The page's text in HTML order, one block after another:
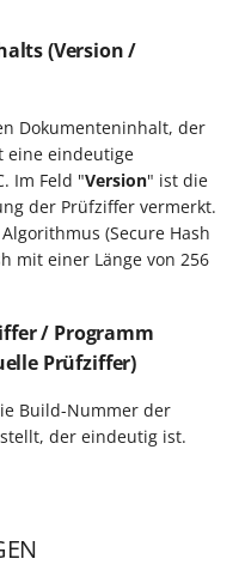
(Version /
Dokumenteninhalt, der
eine eindeutige
Im Feld "Version" ist die
der Prüfziffer vermerkt.
(Secure Hash
mit einer Länge von 256
/ Programm
Prüfziffer)
Build-Nummer der
der eindeutig ist.
Mini-one-stop-shop
Zahlungsverkehr
IST-Versteuerung in
Österreich
Eigene Abläufe
Erfassungsvorlagen
Eingabemasken
Unterstützung für iCal-
in unterschiedlichen
Ausführungen
Streckengeschäft
Frachtgruppen-
Unterstützung allgemein
Freie Datenbank-
Verschiedene
Verschiedene Werte
(D)
Beitragsnachweise
GKV-Monatsmeldung
Sofortmeldungen
Betriebsaufgabe
(Insolvenzverfahren)
Firmenwagen-Rechner
eBay-Produktkatalog
nutzen